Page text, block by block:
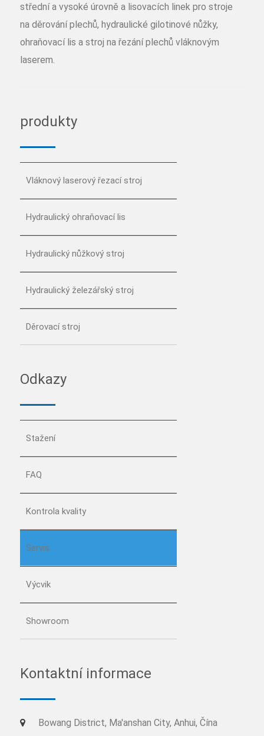
střední a vysoké úrovně a lisovacích linek pro stroje
na děrování plechů, hydraulické gilotinové nůžky,
ohraňovací lis a stroj na řezání plechů vláknovým
laserem.
produkty
Vláknový laserový řezací stroj
Hydraulický ohraňovací lis
Hydraulický nůžkový stroj
Hydraulický železářský stroj
Děrovací stroj
Odkazy
Stažení
FAQ
Kontrola kvality
Servis
Výcvik
Showroom
Kontaktní informace
Bowang District, Ma'anshan City, Anhui, Čína